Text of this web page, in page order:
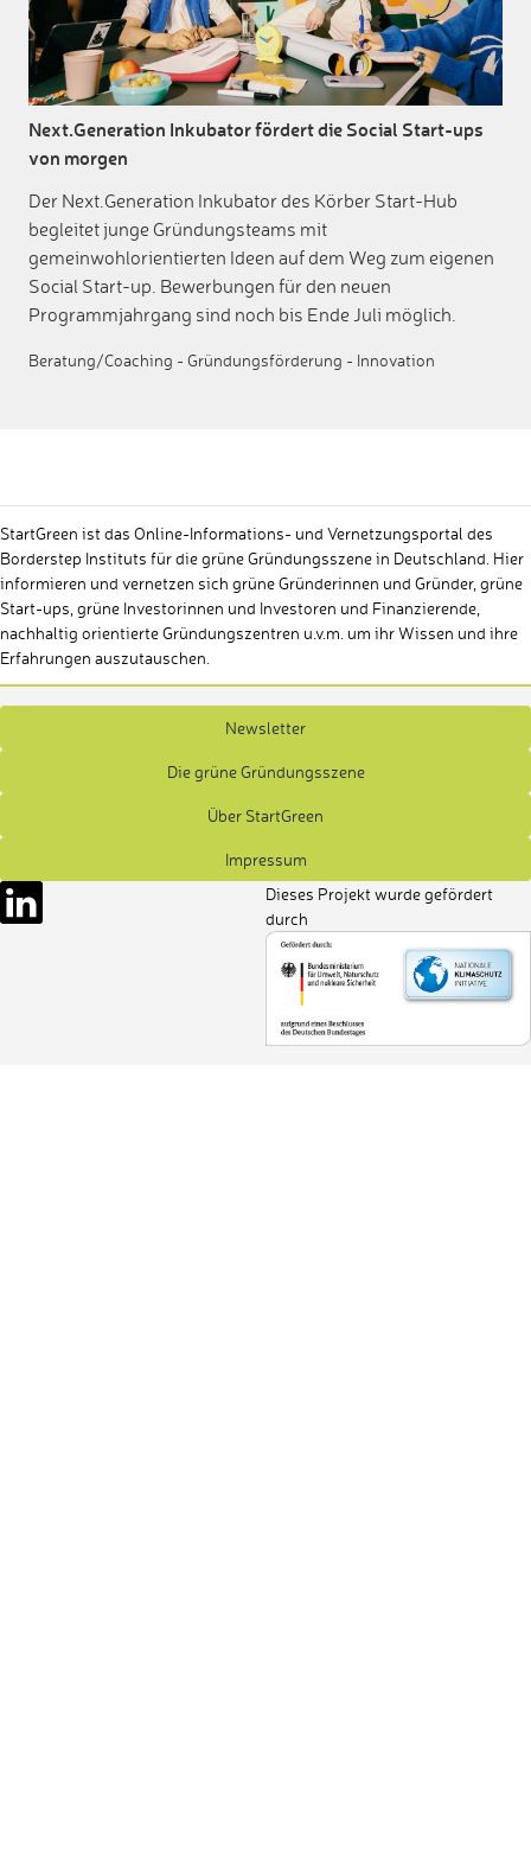
Next.Generation Inkubator fördert die Social Start-ups
von morgen
Der Next.Generation Inkubator des Körber Start-Hub
begleitet junge Gründungsteams mit
gemeinwohlorientierten Ideen auf dem Weg zum eigenen
Social Start-up. Bewerbungen für den neuen
Programmjahrgang sind noch bis Ende Juli möglich.
Beratung/Coaching - Gründungsförderung - Innovation
StartGreen ist das Online-Informations- und Vernetzungsportal des
Borderstep Instituts für die grüne Gründungsszene in Deutschland. Hier
informieren und vernetzen sich grüne Gründerinnen und Gründer, grüne
Start-ups, grüne Investorinnen und Investoren und Finanzierende,
nachhaltig orientierte Gründungszentren u.v.m. um ihr Wissen und ihre
Erfahrungen auszutauschen.
Newsletter
Die grüne Gründungsszene
Über StartGreen
Impressum
Dieses Projekt wurde gefördert
durch